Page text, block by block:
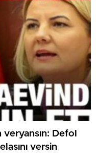
Defol
versin